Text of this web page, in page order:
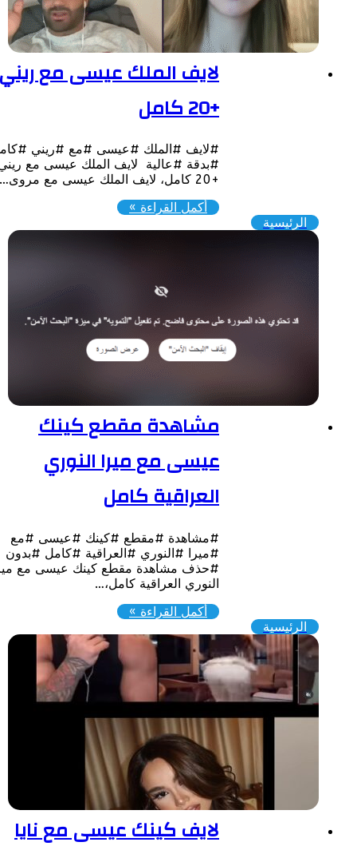
لايف الملك عيسى مع ريني
#لايف #الملك #عيسى #مع #ريني #كامل
#بدقة #عالية لايف الملك عيسى مع ريني
أكمل القراءة »
الرئيسية
مشاهدة مقطع كينك
عيسى مع ميرا النوري
العراقية كامل
#مشاهدة #مقطع #كينك #عيسى #مع
#ميرا #النوري #العراقية #كامل #بدون
#حذف مشاهدة مقطع كينك عيسى مع ميرا
النوري العراقية كامل،…
أكمل القراءة »
الرئيسية
لايف كينك عيسى مع نايا